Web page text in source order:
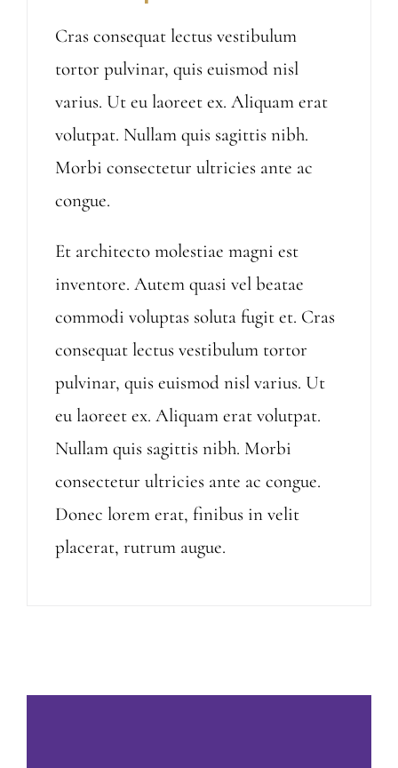
Cras consequat lectus vestibulum
tortor pulvinar, quis euismod nisl
varius. Ut eu laoreet ex. Aliquam erat
volutpat. Nullam quis sagittis nibh.
Morbi consectetur ultricies ante ac
congue.
Et architecto molestiae magni est
inventore. Autem quasi vel beatae
commodi voluptas soluta fugit et. Cras
consequat lectus vestibulum tortor
pulvinar, quis euismod nisl varius. Ut
eu laoreet ex. Aliquam erat volutpat.
Nullam quis sagittis nibh. Morbi
consectetur ultricies ante ac congue.
Donec lorem erat, finibus in velit
placerat, rutrum augue.